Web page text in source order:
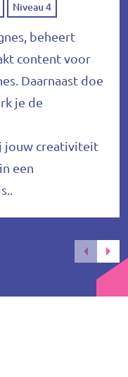
Niveau 4
beheert
content voor
Daarnaast doe
je de
jouw creativiteit
een